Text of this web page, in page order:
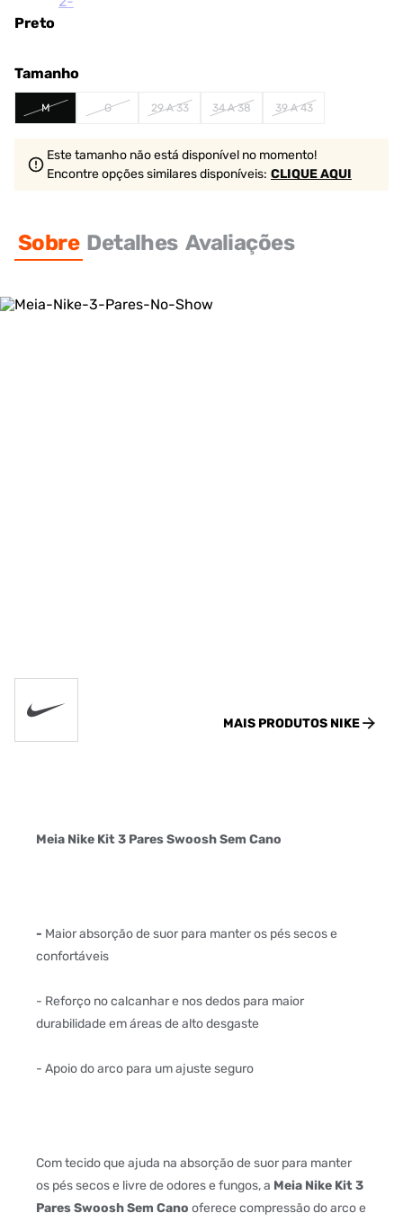
Preto
Tamanho
M G 29 A 33 34 A 38 39 A 43
Este tamanho não está disponível no momento!
Encontre opções similaresdisponíveis: CLIQUE AQUI
Sobre Detalhes Avaliações
MAIS PRODUTOS NIKE
Meia Nike Kit 3 Pares Swoosh Sem Cano
- Maior absorção de suor para manter os pés secos e
confortáveis
- Reforço no calcanhar e nos dedos para maior
durabilidade em áreas de alto desgaste
- Apoio do arco para um ajuste seguro
Com tecido que ajuda na absorção de suor para manter
os pés secos e livre de odores e fungos, a Meia Nike Kit 3
Pares Swoosh Sem Cano oferece compressão do arco e